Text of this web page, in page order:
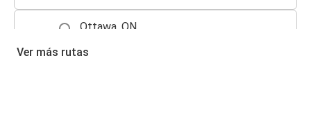
Ottawa, ON
Ver más rutas